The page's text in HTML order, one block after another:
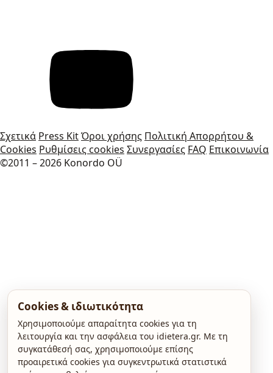
Σχετικά Press KitΌροι χρήσης Πολιτική Απορρήτου &
Cookies Ρυθμίσεις cookies Συνεργασίες FAQ Επικοινωνία
©2011 – 2026 Konordo OÜ
Cookies & ιδιωτικότητα
Χρησιμοποιούμε απαραίτητα cookies για τη
λειτουργία και την ασφάλεια του idietera.gr. Με τη
συγκατάθεσή σας, χρησιμοποιούμε επίσης
προαιρετικά cookies για συγκεντρωτικά στατιστικά